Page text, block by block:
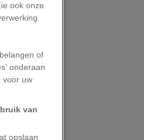
met
eeuw
ook onze
of
onderaan
voor uw
van
opslaan